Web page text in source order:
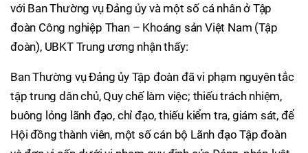
với Ban Thường vụ Đảng ủy và một số cá nhân ở Tập
đoàn Công nghiệp Than – Khoáng sản Việt Nam (Tập
đoàn), UBKT Trung ương nhận thấy:
Ban Thường vụ Đảng ủy Tập đoàn đã vi phạm nguyên tắc
tập trung dân chủ, Quy chế làm việc; thiếu trách nhiệm,
buông lỏng lãnh đạo, chỉ đạo, thiếu kiểm tra, giám sát, để
Hội đồng thành viên, một số cán bộ Lãnh đạo Tập đoàn